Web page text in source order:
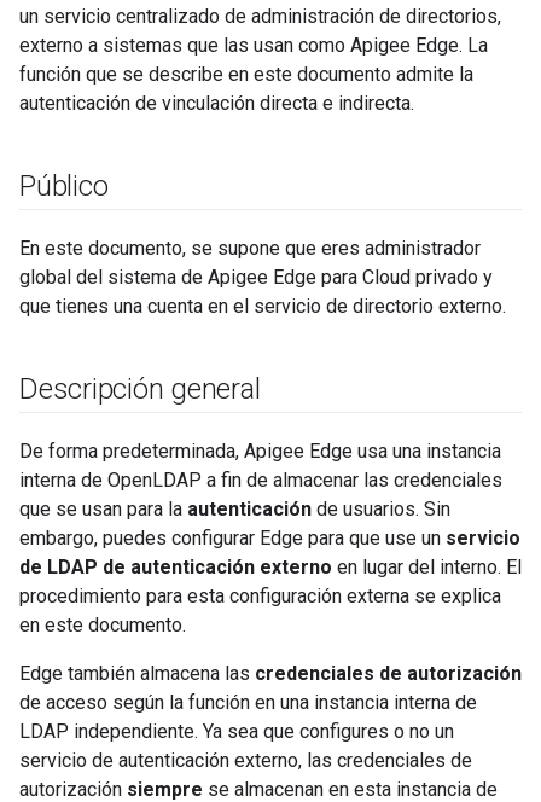
un servicio centralizado de administración de directorios,
externo a sistemas que las usan como Apigee Edge. La
función que se describe en este documento admite la
autenticación de vinculación directa e indirecta.
Público
En este documento, se supone que eres administrador
global del sistema de Apigee Edge para Cloud privado y
que tienes una cuenta en el servicio de directorio externo.
Descripción general
De forma predeterminada, Apigee Edge usa una instancia
interna de OpenLDAP a fin de almacenar las credenciales
que se usan para la autenticación de usuarios. Sin
embargo, puedes configurar Edge para que use un servicio
de LDAP de autenticación externo en lugar del interno. El
procedimiento para esta configuración externa se explica
en este documento.
Edge también almacena las credenciales de autorización
de acceso según la función en una instancia interna de
LDAP independiente. Ya sea que configures o no un
servicio de autenticación externo, las credenciales de
autorización siempre se almacenan en esta instancia de